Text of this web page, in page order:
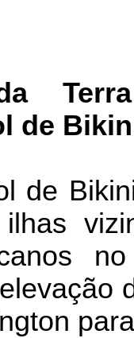
de
de